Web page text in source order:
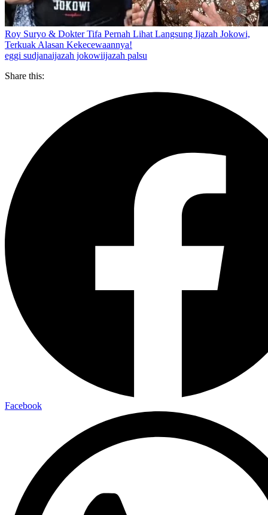
Roy Suryo & Dokter Tifa Pernah Lihat Langsung Ijazah Jokowi,
Terkuak Alasan Kekecewaannya!
eggi sudjanaijazah jokowiijazah palsu
Share this:
Facebook